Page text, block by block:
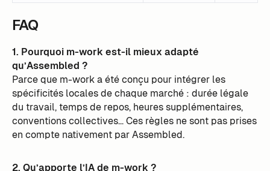
FAQ
1. Pourquoi m-work est-il mieux adapté
qu’Assembled ?
Parce que m-work a été conçu pour intégrer les
spécificités locales de chaque marché : durée légale
du travail, temps de repos, heures supplémentaires,
conventions collectives… Ces règles ne sont pas prises
en compte nativement par Assembled.
2. Qu’apporte l’IA de m-work ?